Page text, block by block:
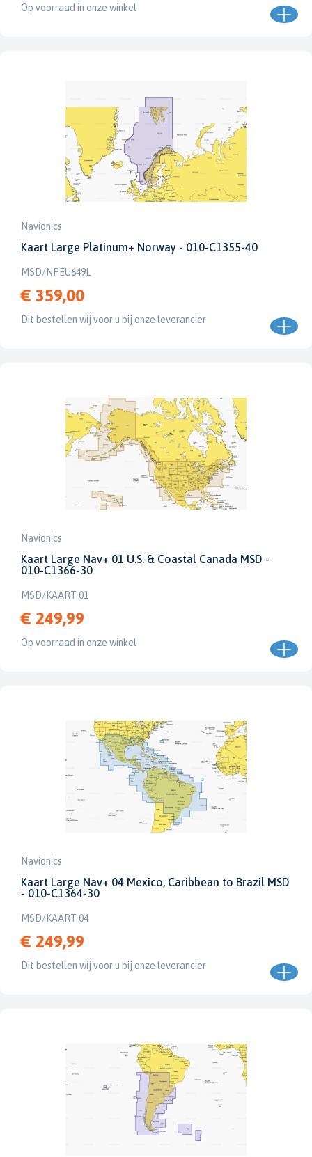
Op voorraad in onze winkel
Navionics
Kaart Large Platinum+ Norway - 010-C1355-40
MSD/NPEU649L
€ 359,00
Dit bestellen wij voor u bij onze leverancier
Navionics
Kaart Large Nav+ 01 U.S. & Coastal Canada MSD -
010-C1366-30
MSD/KAART 01
€ 249,99
Op voorraad in onze winkel
Navionics
Kaart Large Nav+ 04 Mexico, Caribbean to Brazil MSD
- 010-C1364-30
MSD/KAART 04
€ 249,99
Dit bestellen wij voor u bij onze leverancier